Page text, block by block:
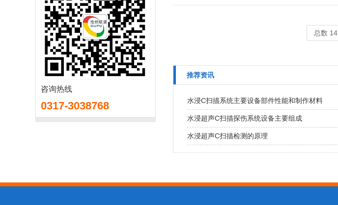
咨询热线
0317-3038768
总数 14
推荐资讯
水浸C扫描系统主要设备部件性能和制作材料
水浸超声C扫描探伤系统设备主要组成
水浸超声C扫描检测的原理